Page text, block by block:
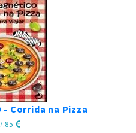
- Corrida na Pizza